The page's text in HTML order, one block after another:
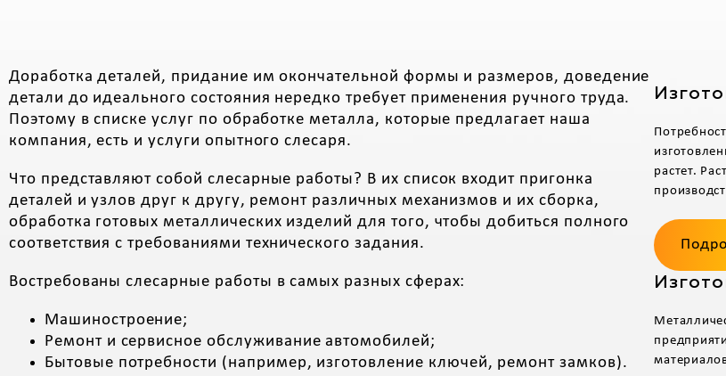
Доработка деталей, придание им окончательной формы и размеров, доведение
детали до идеального состояния нередко требует применения ручного труда.
Поэтому в списке услуг по обработке металла, которые предлагает наша
компания, есть и услуги опытного слесаря.
Что представляют собой слесарные работы? В их список входит пригонка
деталей и узлов друг к другу, ремонт различных механизмов и их сборка,
обработка готовых металлических изделий для того, чтобы добиться полного
соответствия с требованиями технического задания.
Востребованы слесарные работы в самых разных сферах:
Машиностроение;
Ремонт и сервисное обслуживание автомобилей;
Бытовые потребности (например, изготовление ключей, ремонт замков).
растет.